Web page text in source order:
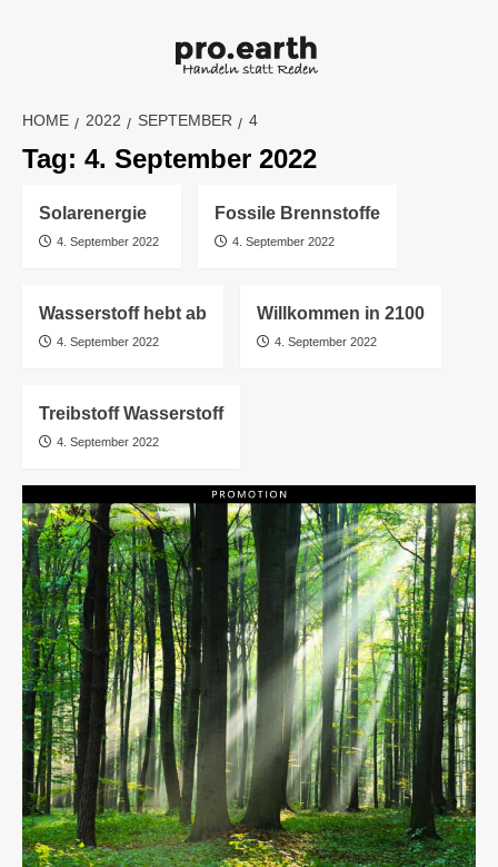
HOME 2022 SEPTEMBER 4
Tag: 4. September 2022
Solarenergie
4. September 2022
Fossile Brennstoffe
4. September 2022
Wasserstoff hebt ab
4. September 2022
Willkommen in 2100
4. September 2022
Treibstoff Wasserstoff
4. September 2022